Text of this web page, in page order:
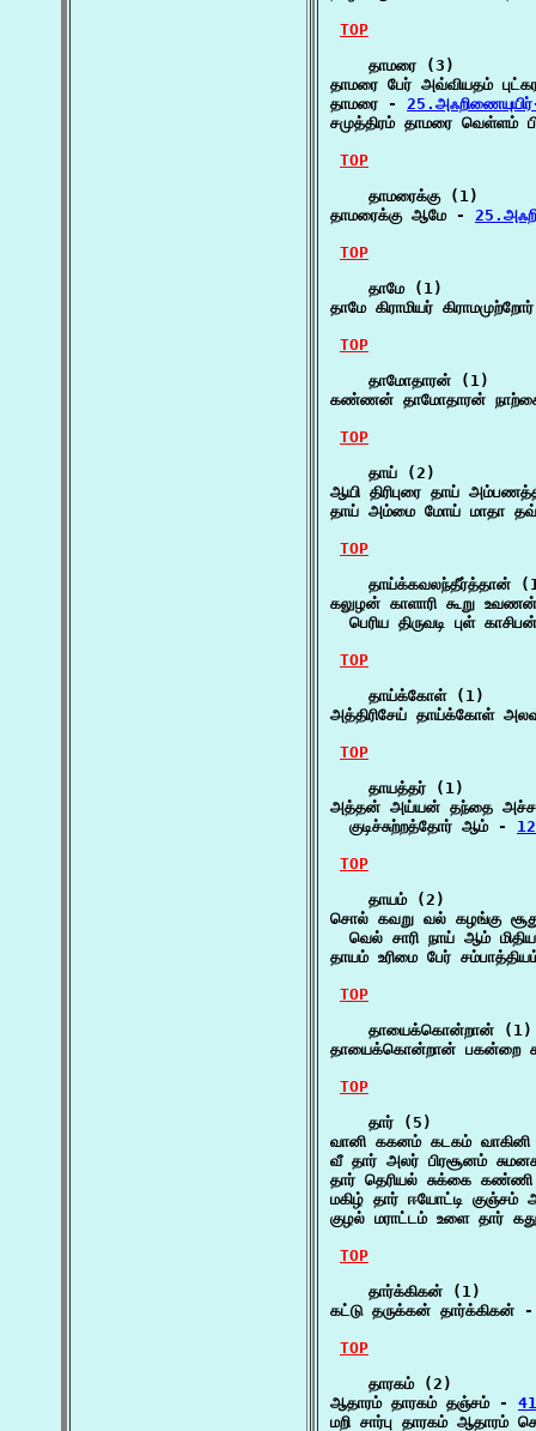
TOP
    தாமரை (3)
தாமரை பேர் அவ்வியதம்
தாமரை -
சமுத்திரம் தாமரை
TOP
    தாமரைக்கு (1)
தாமரைக்கு ஆமே -
TOP
    தாமே (1)
தாமே கிராமியர்
TOP
    தாமோதாரன் (1)
கண்ணன் தாமோதாரன்
TOP
    தாய் (2)
ஆயி திரிபுரை தாய்
தாய் அம்மை மோய் மாதா
TOP
தாய்க்கவலந்தீர்த்தான்
கலுழன் காளாரி கூறு
பெரிய திருவடி புள்
TOP
    தாய்க்கோள் (1)
அத்திரிசேய் தாய்க்கோள்
TOP
    தாயத்தர் (1)
அத்தன் அய்யன் தந்தை
  குடிச்சுற்றத்தோர் ஆம் -
TOP
    தாயம் (2)
சொல் கவறு வல் கழங்கு
வெல் சாரி நாய் ஆம்
தாயம் உரிமை பேர்
TOP
    தாயைக்கொன்றான் (1)
தாயைக்கொன்றான் பகன்றை
TOP
    தார் (5)
வானி ககனம் கடகம்
வீ தார் அலர் பிரசூனம்
தார் தெரியல் சுக்கை
மகிழ் தார் ஈயோட்டி
குழல் மராட்டம் உளை தார்
TOP
    தார்க்கிகன் (1)
கட்டு தருக்கன் தார்க்கிகன்
TOP
    தாரகம் (2)
ஆதாரம் தாரகம் தஞ்சம் -
மறி சார்பு தாரகம் ஆதாரம்